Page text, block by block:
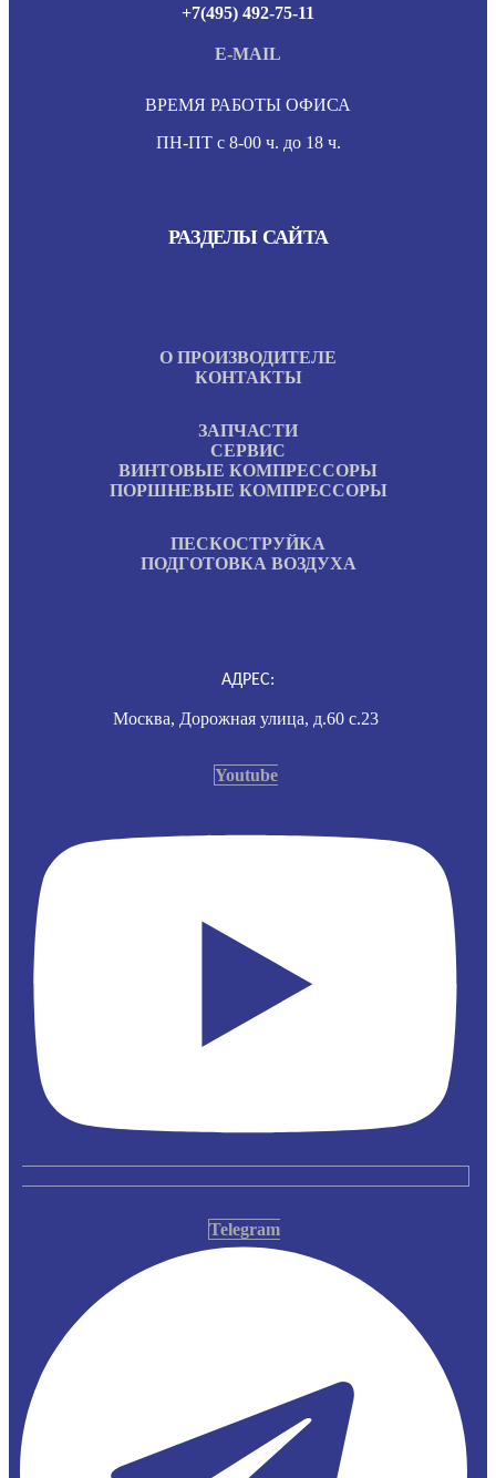
+7(495) 492-75-11
E-MAIL
ВРЕМЯ РАБОТЫ ОФИСА
ПН-ПТ с 8-00 ч. до 18 ч.
РАЗДЕЛЫ САЙТА
О ПРОИЗВОДИТЕЛЕ
КОНТАКТЫ
ЗАПЧАСТИ
СЕРВИС
ВИНТОВЫЕ КОМПРЕССОРЫ
ПОРШНЕВЫЕ КОМПРЕССОРЫ
ПЕСКОСТРУЙКА
ПОДГОТОВКА ВОЗДУХА
АДРЕС:
Москва, Дорожная улица, д.60 с.23
Youtube
Telegram